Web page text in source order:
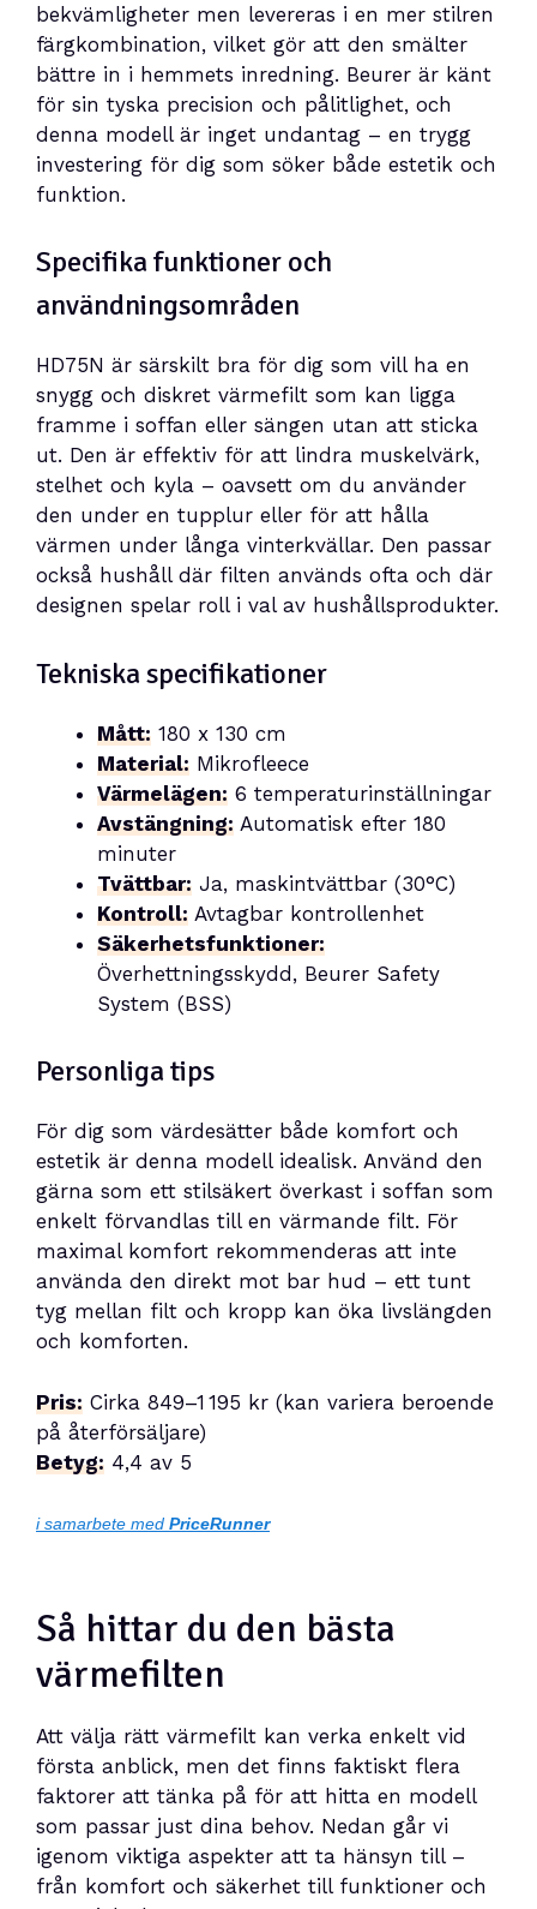
bekvämligheter men levereras i en mer stilren
färgkombination, vilket gör att den smälter
bättre in i hemmets inredning. Beurer är känt
för sin tyska precision och pålitlighet, och
denna modell är inget undantag – en trygg
investering för dig som söker både estetik och
funktion.
Specifika funktioner och
användningsområden
HD75N är särskilt bra för dig som vill ha en
snygg och diskret värmefilt som kan ligga
framme i soffan eller sängen utan att sticka
ut. Den är effektiv för att lindra muskelvärk,
stelhet och kyla – oavsett om du använder
den under en tupplur eller för att hålla
värmen under långa vinterkvällar. Den passar
också hushåll där filten används ofta och där
designen spelar roll i val av hushållsprodukter.
Tekniska specifikationer
Mått: 180 x 130 cm
Material: Mikrofleece
Värmelägen: 6 temperaturinställningar
Avstängning: Automatisk efter 180
minuter
Tvättbar: Ja, maskintvättbar (30°C)
Kontroll: Avtagbar kontrollenhet
Säkerhetsfunktioner:
Överhettningsskydd, Beurer Safety
System (BSS)
Personliga tips
För dig som värdesätter både komfort och
estetik är denna modell idealisk. Använd den
gärna som ett stilsäkert överkast i soffan som
enkelt förvandlas till en värmande filt. För
maximal komfort rekommenderas att inte
använda den direkt mot bar hud – ett tunt
tyg mellan filt och kropp kan öka livslängden
och komforten.
Pris: Cirka 849–1 195 kr (kan variera beroende
på återförsäljare)
Betyg: 4,4 av 5
i samarbete med PriceRunner
Så hittar du den bästa
värmefilten
Att välja rätt värmefilt kan verka enkelt vid
första anblick, men det finns faktiskt flera
faktorer att tänka på för att hitta en modell
som passar just dina behov. Nedan går vi
igenom viktiga aspekter att ta hänsyn till –
från komfort och säkerhet till funktioner och